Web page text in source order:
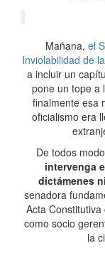
Mañana, el
Inviolabilidad de
a incluir un
pone un tope a
finalmente esa
oficialismo era
De todos
intervenga
dictámenes
senadora
Acta
como socio
la